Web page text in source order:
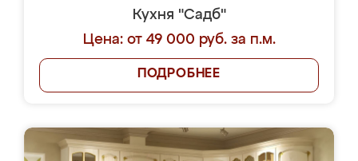
Кухня "Садб"
Цена: от 49 000 руб. за п.м.
ПОДРОБНЕЕ